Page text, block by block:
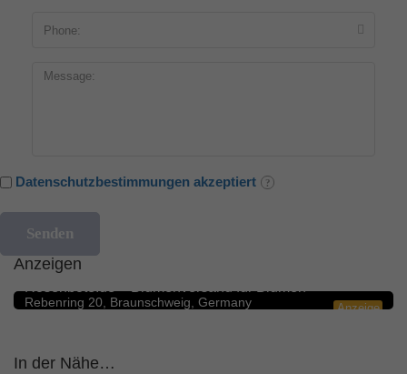
Datenschutzbestimmungen akzeptiert
Anzeigen
Anzeige
Blumengeschäfte
Rebenring 20, Braunschweig, Germany
In der Nähe…